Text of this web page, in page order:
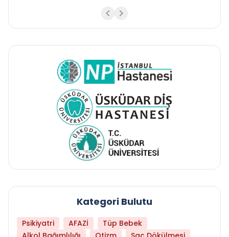
Kategori Bulutu
Psikiyatri AFAZİ
Tüp Bebek